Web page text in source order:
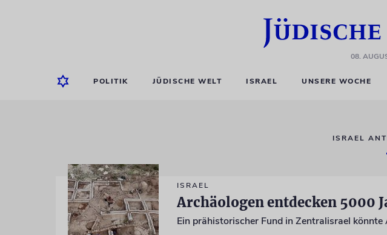
08.
POLITIK JÜDISCHE WELT ISRAEL UNSERE WOCHE
ISRAEL
ISRAEL
Archäologen entdecken 5000